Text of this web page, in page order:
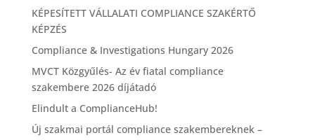
KÉPESÍTETT VÁLLALATI COMPLIANCE SZAKÉRTŐ
KÉPZÉS
Compliance & Investigations Hungary 2026
MVCT Közgyűlés- Az év fiatal compliance
szakembere 2026 díjátadó
Elindult a ComplianceHub!
Új szakmai portál compliance szakembereknek –